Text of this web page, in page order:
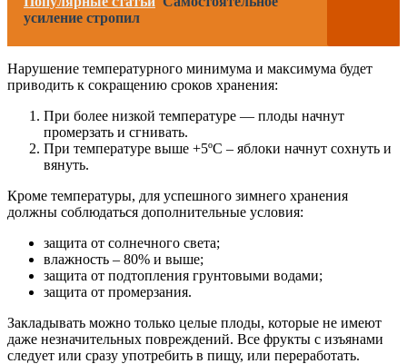
усиление стропил
Нарушение температурного минимума и максимума будет
приводить к сокращению сроков хранения:
При более низкой температуре — плоды начнут
промерзать и сгнивать.
При температуре выше +5ºС – яблоки начнут сохнуть и
вянуть.
Кроме температуры, для успешного зимнего хранения
должны соблюдаться дополнительные условия:
защита от солнечного света;
влажность – 80% и выше;
защита от подтопления грунтовыми водами;
защита от промерзания.
Закладывать можно только целые плоды, которые не имеют
даже незначительных повреждений. Все фрукты с изъянами
следует или сразу употребить в пищу, или переработать.